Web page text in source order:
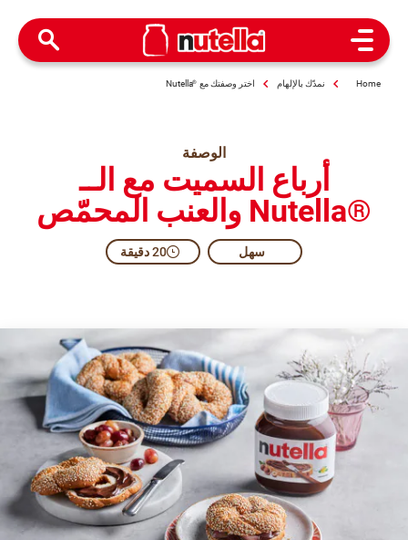
Home نمدّك بالإلهام اختر وصفتك مع ®
Nutella
الوصفة
أرباع السميت مع الــ
®Nutella والعنب المحمّص
سهل 20 دقيقة